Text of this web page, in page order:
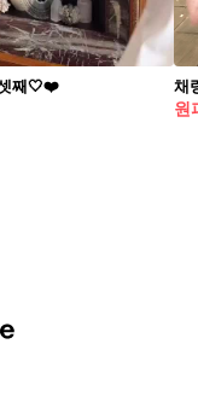
째🤍❤️
채
원